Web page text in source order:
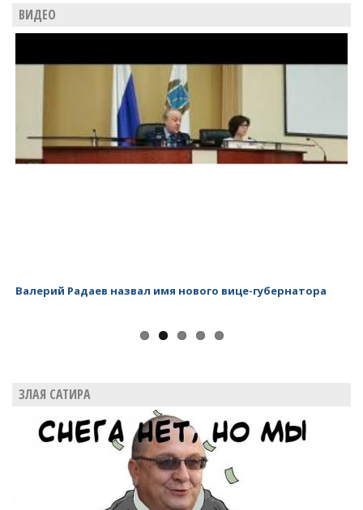
ВИДЕО
Валерий Радаев назвал имя нового вице-губернатора
ЗЛАЯ САТИРА